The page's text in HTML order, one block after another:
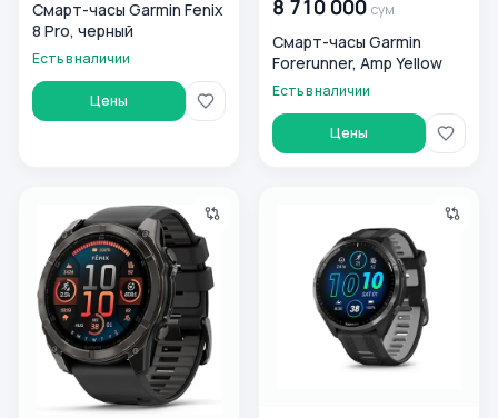
Смарт-часы Garmin Fenix
8 Pro, черный
Есть в наличии
Цены
8 710 000 сум
Смарт-часы Garmin
Forerunner, Amp Yellow
Есть в наличии
Цены
Смарт-часы Garmin Fenix 8, черный